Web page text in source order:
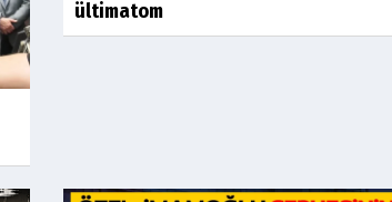
ültimatom